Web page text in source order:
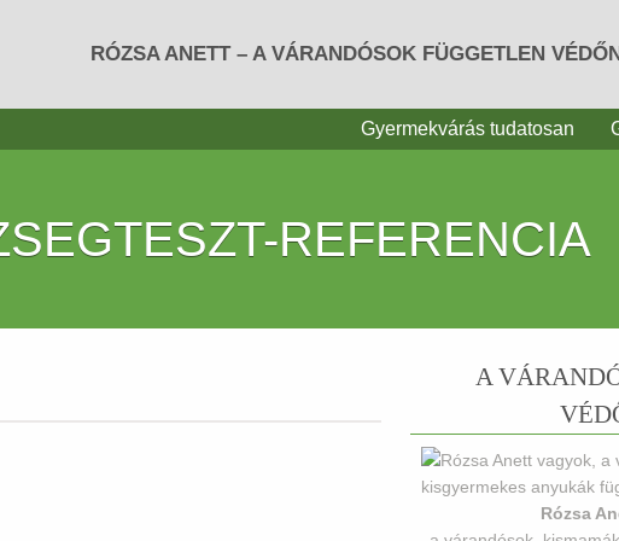
RÓZSA ANETT – A VÁRANDÓSOK FÜGGETLEN
Gyermekvárás tudatosan
REFERENCIA
A
Rózsa